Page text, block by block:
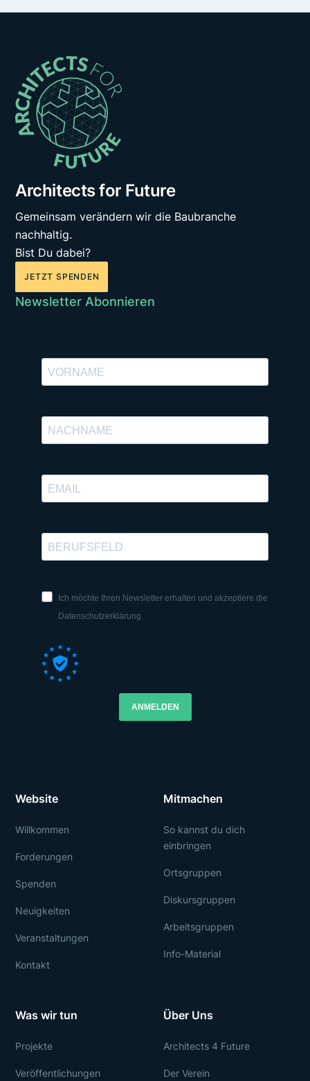
Architects for Future
Gemeinsam verändern wir die Baubranche
nachhaltig.
Bist Du dabei?
JETZT SPENDEN
Newsletter Abonnieren
Ich möchte Ihren Newsletter erhalten und akzeptiere die
Datenschutzerklärung.
ANMELDEN
Website
Willkommen
Forderungen
Spenden
Neuigkeiten
Veranstaltungen
Kontakt
Mitmachen
So kannst du dich
einbringen
Ortsgruppen
Diskursgruppen
Arbeitsgruppen
Info-Material
Was wir tun
Projekte
Veröffentlichungen
Über Uns
Architects 4 Future
Der Verein